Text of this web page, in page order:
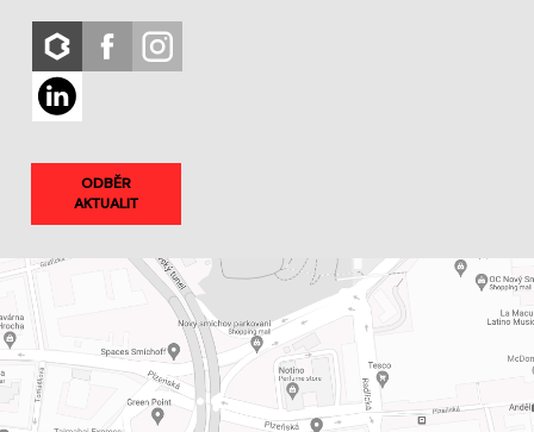
ODBĚR
AKTUALIT